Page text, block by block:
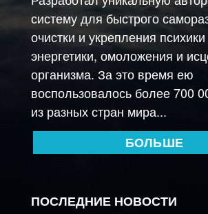
систему для быстрого
очистки и укрепления
энергетики, омоложения и
организма. За это время ею
воспользовалось более 700
из разных стран мира...
БОЛЬШЕ
ПОСЛЕДНИЕ НОВОСТИ